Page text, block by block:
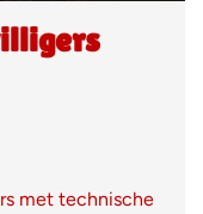
met technische